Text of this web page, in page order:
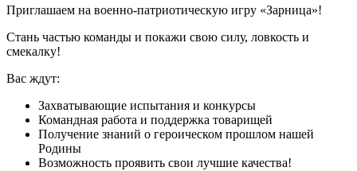
Приглашаем на военно-патриотическую игру «Зарница»!
Стань частью команды и покажи свою силу, ловкость и
смекалку!
Вас ждут:
Захватывающие испытания и конкурсы
Командная работа и поддержка товарищей
Получение знаний о героическом прошлом нашей
Родины
Возможность проявить свои лучшие качества!